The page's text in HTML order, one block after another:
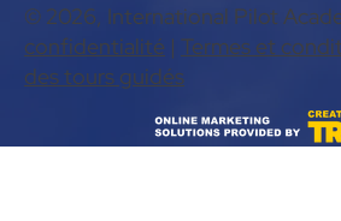
© 2026, International Pilot
confidentialité | Termes et
des tours guidés